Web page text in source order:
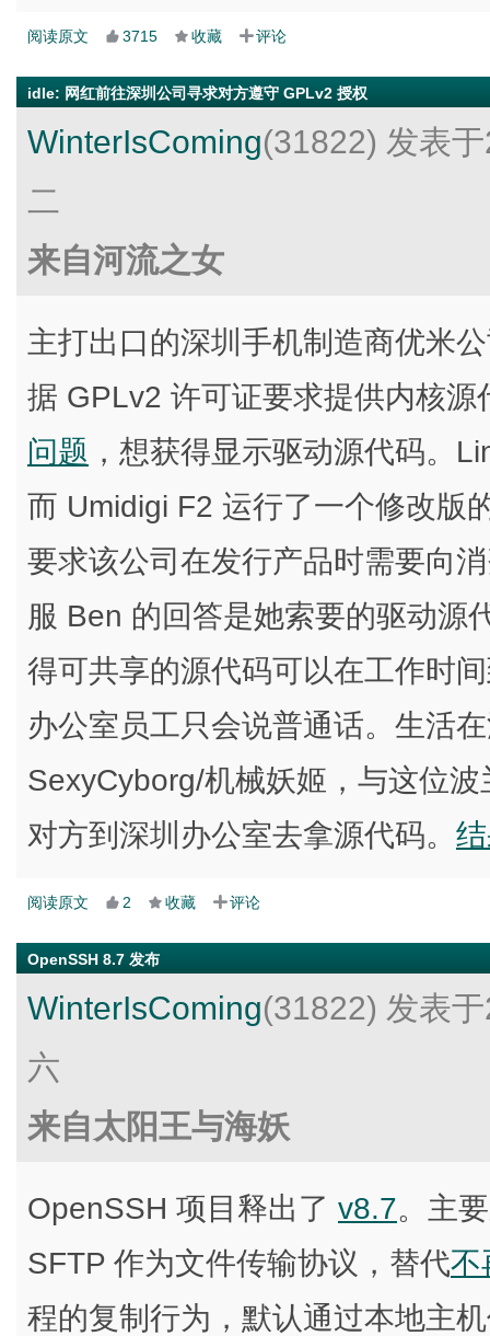
阅读原文 3715 收藏 评论
idle: 网红前往深圳公司寻求对方遵守 GPLv2 授权
WinterIsComing(31822) 发表
二
来自河流之女
主打出口的深圳手机制造商优米
据 GPLv2 许可证要求提供内核
问题 ，想获得显示驱动源代码。
而 Umidigi F2 运行了一个修改版
要求该公司在发行产品时需要向
服 Ben 的回答是她索要的驱动源
得可共享的源代码可以在工作时
办公室员工只会说普通话。生活
SexyCyborg/机械妖姬，与这位
对方到深圳办公室去拿源代码。
阅读原文 2 收藏 评论
OpenSSH 8.7 发布
WinterIsComing(31822) 发表
六
来自太阳王与海妖
OpenSSH 项目释出了 v8.7。主
SFTP 作为文件传输协议，替代不
程的复制行为，默认通过本地主